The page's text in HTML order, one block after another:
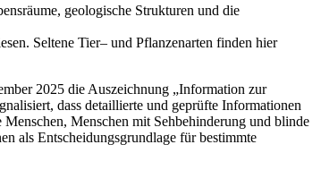
geologische Strukturen und die
Seltene Tier– und Pflanzenarten finden hier
2025 die Auszeichnung „Information zur
dass detaillierte und geprüfte Informationen
Menschen mit Sehbehinderung und blinde
als Entscheidungsgrundlage für bestimmte